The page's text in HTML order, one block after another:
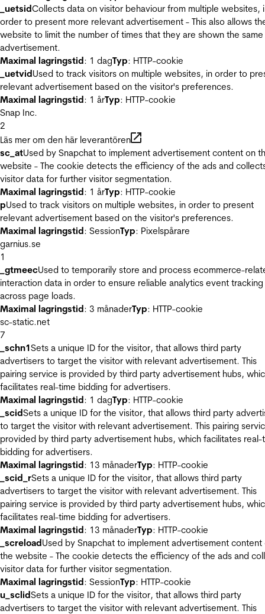
_uetsidCollects data on visitor behaviour from multiple websites,
order to present more relevant advertisement - This also allows
website to limit the number of times that they are shown the same
advertisement.
Maximal lagringstid: 1 dagTyp: HTTP-cookie
_uetvidUsed to track visitors on multiple websites, in order to
relevant advertisement based on the visitor's preferences.
Maximal lagringstid: 1 årTyp: HTTP-cookie
Snap Inc.
2
Läs mer om den här leverantören
sc_atUsed by Snapchat to implement advertisement content on
website - The cookie detects the efficiency of the ads and
visitor data for further visitor segmentation.
Maximal lagringstid: 1 årTyp: HTTP-cookie
pUsed to track visitors on multiple websites, in order to present
relevant advertisement based on the visitor's preferences.
Maximal lagringstid: SessionTyp: Pixelspårare
garnius.se
1
_gtmeecUsed to temporarily store and process ecommerce-
interaction data in order to ensure reliable analytics event tracking
across page loads.
Maximal lagringstid: 3 månaderTyp: HTTP-cookie
sc-static.net
7
_schn1Sets a unique ID for the visitor, that allows third party
advertisers to target the visitor with relevant advertisement. This
pairing service is provided by third party advertisement hubs,
facilitates real-time bidding for advertisers.
Maximal lagringstid: 1 dagTyp: HTTP-cookie
_scidSets a unique ID for the visitor, that allows third party
to target the visitor with relevant advertisement. This pairing
provided by third party advertisement hubs, which facilitates real-
bidding for advertisers.
Maximal lagringstid: 13 månaderTyp: HTTP-cookie
_scid_rSets a unique ID for the visitor, that allows third party
advertisers to target the visitor with relevant advertisement. This
pairing service is provided by third party advertisement hubs,
facilitates real-time bidding for advertisers.
Maximal lagringstid: 13 månaderTyp: HTTP-cookie
_screloadUsed by Snapchat to implement advertisement content
the website - The cookie detects the efficiency of the ads and
visitor data for further visitor segmentation.
Maximal lagringstid: SessionTyp: HTTP-cookie
u_sclidSets a unique ID for the visitor, that allows third party
advertisers to target the visitor with relevant advertisement. This